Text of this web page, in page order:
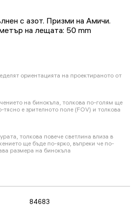
с азот. Призми на Амичи.
на лещата: 50 mm
ориентацията на проектираното от
на бинокъла, толкова по-голям ще
тясно е зрителното поле (FOV) и толкова
толкова повече светлина влиза в
ще бъде по-ярко, въпреки че по-
размера на бинокъла
84683